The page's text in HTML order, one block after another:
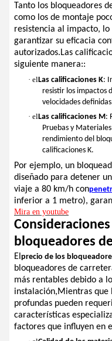
Tanto los bloqueadores
como los de montaje
resistencia al impacto,
garantizar su eficacia
autorizados.Las
siguiente manera::
· elLas calificaciones K:
resistir los impactos
velocidades
· elLas calificaciones M:
Pruebas y
rendimiento del
calificaciones K.
Por ejemplo, un
diseñado para detener un
viaje a 80 km/h con
inferior a 1 metro),
Mira en youtube
bloqueadores
El precio de los
bloqueadores de
más rentables debido a
instalación,Mientras que
profundas pueden
características
factores que influyen en